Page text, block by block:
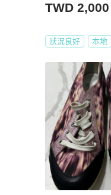
TWD 2,000
狀況良好 本地